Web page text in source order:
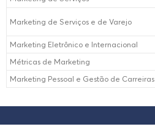
Marketing de Serviços e de Varejo
Marketing Eletrônico e Internacional
Métricas de Marketing
Marketing Pessoal e Gestão de Carreiras